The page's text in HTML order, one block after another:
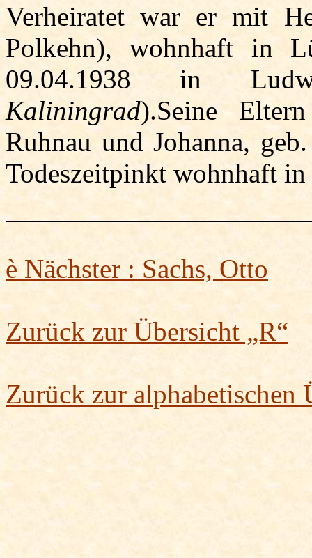
Verheiratet war er mit
Polkehn), wohnhaft in
09.04.1938 in
Kaliningrad).Seine
Ruhnau und Johanna,
Todeszeitpinkt wohnhaft in
è Nächster : Sachs, Otto
Zurück zur Übersicht „R“
Zurück zur alphabetischen